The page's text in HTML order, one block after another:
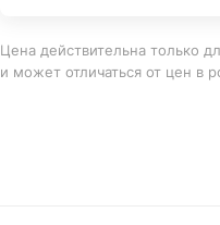
Цена действительна только
и может отличаться от цен в